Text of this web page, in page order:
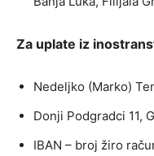
Za uplate iz
Nedeljko (Marko)
Donji Podgradci 11,
IBAN – broj žiro